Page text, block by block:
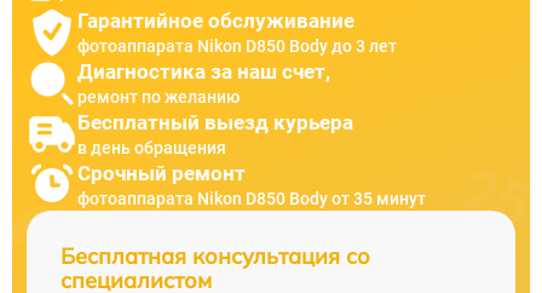
Гарантийное обслуживание
фотоаппарата Nikon D850 Body до 3 лет
Диагностика за наш счет,
ремонт по желанию
Бесплатный выезд курьера
в день обращения
Срочный ремонт
фотоаппарата Nikon D850 Body от 35 минут
Бесплатная консультация со
специалистом